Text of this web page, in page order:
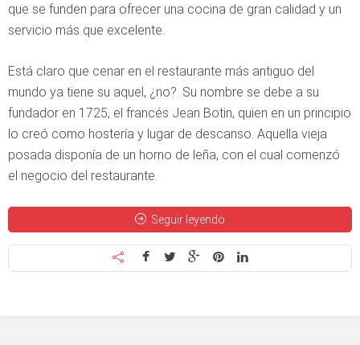
que se funden para ofrecer una cocina de gran calidad y un
servicio más que excelente.
Está claro que cenar en el restaurante más antiguo del
mundo ya tiene su aquel, ¿no?. Su nombre se debe a su
fundador en 1725, el francés Jean Botin, quien en un principio
lo creó como hostería y lugar de descanso. Aquella vieja
posada disponía de un horno de leña, con el cual comenzó
el negocio del restaurante.
Seguir leyendo